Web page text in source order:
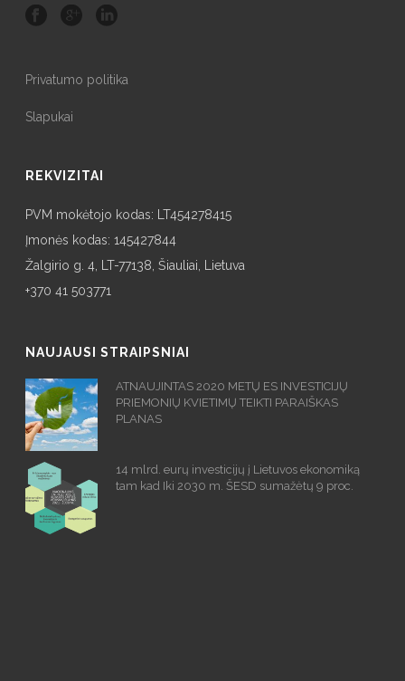
Privatumo politika
Slapukai
REKVIZITAI
PVM mokėtojo kodas: LT454278415
Įmonės kodas: 145427844
Žalgirio g. 4, LT-77138, Šiauliai, Lietuva
+370 41 503771
NAUJAUSI STRAIPSNIAI
ATNAUJINTAS 2020 METŲ ES INVESTICIJŲ
PRIEMONIŲ KVIETIMŲ TEIKTI PARAIŠKAS
PLANAS
14 mlrd. eurų investicijų į Lietuvos ekonomiką
tam kad Iki 2030 m. ŠESD sumažėtų 9 proc.